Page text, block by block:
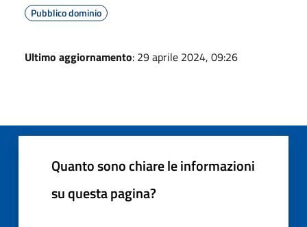
Pubblico dominio
Ultimo aggiornamento: 29 aprile 2024, 09:26
Quanto sono chiare le informazioni
su questa pagina?